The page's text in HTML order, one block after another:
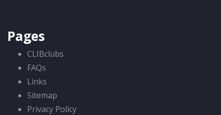
Pages
CLIBclubs
FAQs
Links
Sitemap
Privacy Policy